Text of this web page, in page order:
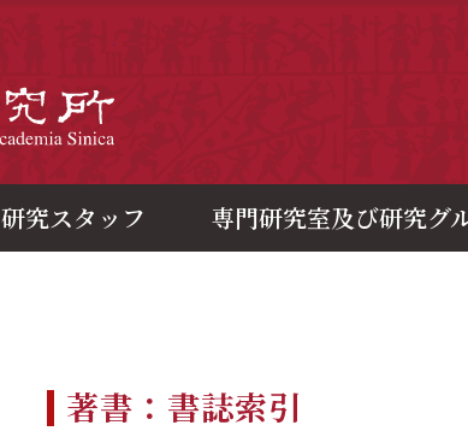
研究スタッフ 専門研究室及び研究グ
著書：書誌索引